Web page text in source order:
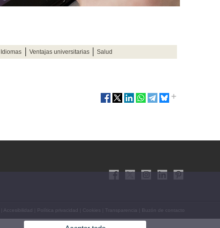
Idiomas Ventajas universitarias Salud
Accesibilidad Política privacidad Cookies Transparencia Buzón de contacto